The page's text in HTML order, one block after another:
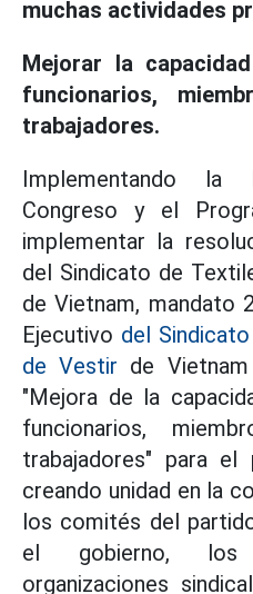
muchas actividades
Mejorar la
funcionarios,
trabajadores.
Implementando la
Congreso y el
implementar la
del Sindicato de
de Vietnam, mandato
Ejecutivo del
de Vestir de
"Mejora de la
funcionarios,
trabajadores" para
creando unidad en la
los comités del
el gobierno, los
organizaciones